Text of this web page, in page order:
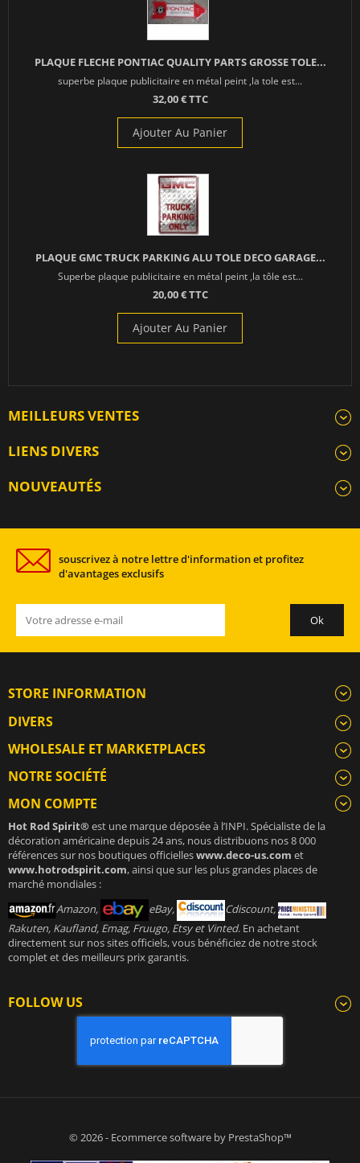
PLAQUE FLECHE PONTIAC QUALITY PARTS GROSSE TOLE...
superbe plaque publicitaire en métal peint ,la tole est...
32,00 € TTC
Ajouter Au Panier
PLAQUE GMC TRUCK PARKING ALU TOLE DECO GARAGE...
Superbe plaque publicitaire en métal peint ,la tôle est...
20,00 € TTC
Ajouter Au Panier
MEILLEURS VENTES
LIENS DIVERS
NOUVEAUTÉS
souscrivez à notre lettre d'information et profitez
d'avantages exclusifs
STORE INFORMATION
DIVERS
WHOLESALE ET MARKETPLACES
NOTRE SOCIÉTÉ
MON COMPTE
Hot Rod Spirit®est une marque déposée à l’INPI. Spécialiste de la
décoration américaine depuis 24 ans, nous distribuons nos 8 000
références sur nos boutiques officielleswww.deco-us.com et
www.hotrodspirit.com, ainsi que sur les plus grandes places de
marché mondiales :
Amazon,
eBay,
Cdiscount,
Rakuten, Kaufland, Emag, Fruugo, Etsy et Vinted. En achetant
directement sur nos sites officiels, vous bénéficiez de notre stock
complet et des meilleurs prix garantis.
FOLLOW US
© 2026 - Ecommerce software by PrestaShop™